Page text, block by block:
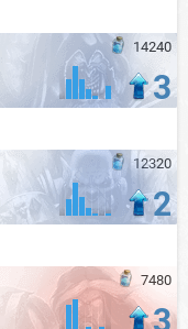
14240
3
12320
2
7480
3